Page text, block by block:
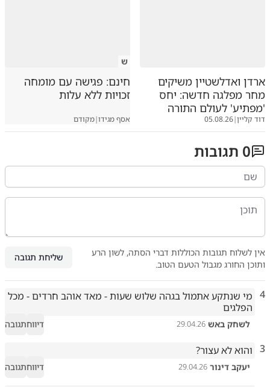
ארדן ואדלשטיין משיקים
מחר מפלגה חדשה: יחס
'מפתיע' לעולם התורה
דוד קליין|
05.08.26
ש
חינם: פגישה עם מומחה
זכויות ללא עלות
אסף מגידו|מקודם
0 תגובות
אין לשלוח תגובות הכוללות דברי הסתה, לשון הרע
ותוכן החורג מגבול הטעם הטוב.
שליחת תגובה
4
הפלגים
לשחק באש 29.04.26 דיווחתגובה
3 והוא לא עצור?
יעקב דינור 29.04.26 דיווחתגובה